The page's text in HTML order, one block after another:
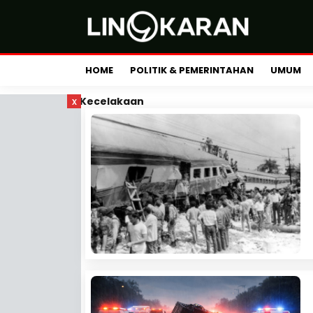
HOME POLITIK & PEMERINTAHAN UMUM
x Kecelakaan